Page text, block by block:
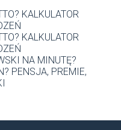
KALKULATOR
KALKULATOR
NA MINUTĘ?
PENSJA, PREMIE,